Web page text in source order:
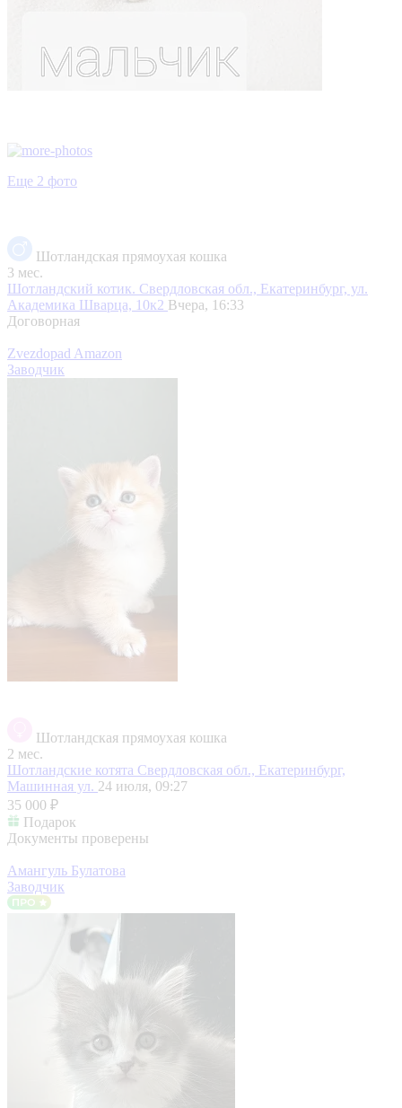
Еще 2 фото
Шотландская прямоухая кошка
3 мес.
Шотландский котик. Свердловская обл., Екатеринбург, ул.
Академика Шварца, 10к2 Вчера, 16:33
Договорная
Zvezdopad Amazon
Заводчик
Шотландская прямоухая кошка
2 мес.
Шотландские котята Свердловская обл., Екатеринбург,
Машинная ул. 24 июля, 09:27
35 000 ₽
Подарок
Документы проверены
Амангуль Булатова
Заводчик